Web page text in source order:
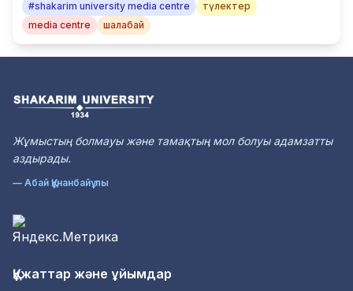
#shakarim university media centre
түлектер
media centre
шалабай
Жұмыстың болмауы және тамақтың мол болуы адамзатты
аздырады.
— Абай Құнанбайұлы
Құжаттар және ұйымдар